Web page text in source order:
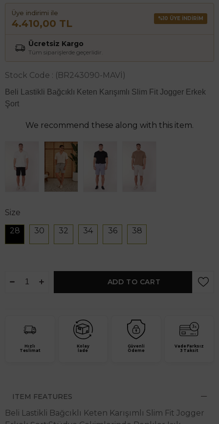
Üye indirimi ile
4.410,00 TL %10 ÜYE İNDİRİM
Ücretsiz Kargo
Tüm siparişlerde geçerlidir.
Stock Code (BR243090-MAVİ)
Beli Lastikli Bağcıklı Keten Karışımlı Slim Fit Jogger Erkek
Şort
We recommend these along with this item.
Size
28
30 32 34 36 38
Hızlı
Teslimat
Kolay
İade
Güvenli
Ödeme
Vade Farksız
3 Taksit
ITEM FEATURES
Beli Lastikli Bağcıklı Keten Karışımlı Slim Fit Jogger